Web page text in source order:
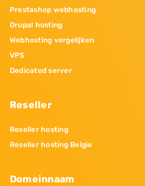
Prestashop webhosting
Drupal hosting
Webhosting vergelijken
VPS
Dedicated server
Reseller
Reseller hosting
Reseller hosting Belgie
Domeinnaam